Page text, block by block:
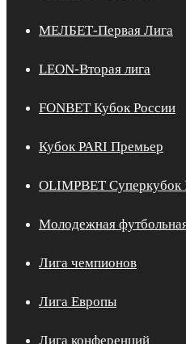
МЕЛБЕТ-Первая Лига
LEON-Вторая лига
FONBET Кубок России
Кубок PARI Премьер
OLIMPBET Суперкубок
Молодежная
Лига чемпионов
Лига Европы
Лига конференций